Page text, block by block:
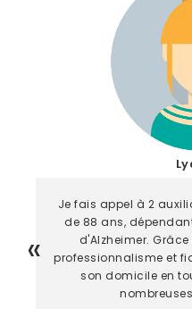
Je fais appel à 2
de 88 ans,
d'Alzheimer.
professionnalisme et
son domicile en